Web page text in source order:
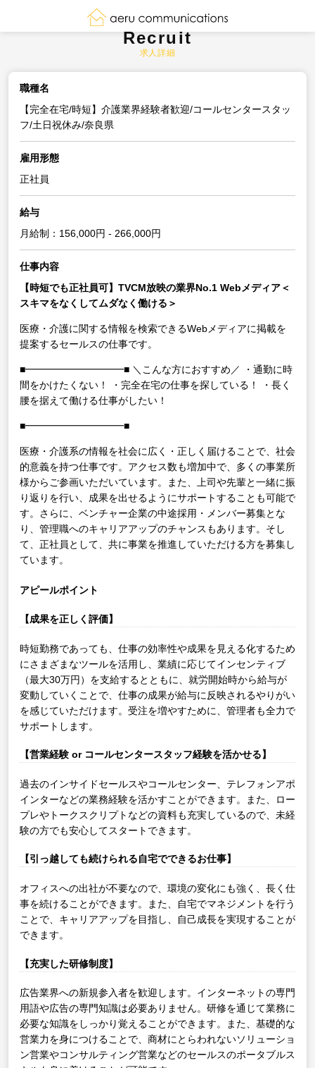
Recruit
求人詳細
職種名
【完全在宅/時短】介護業界経験者歓迎/コールセンタースタッ
フ/土日祝休み/奈良県
雇用形態
正社員
給与
月給制：156,000円 - 266,000円
仕事内容
【時短でも正社員可】TVCM放映の業界No.1 Webメディア＜
スキマをなくしてムダなく働ける＞
医療・介護に関する情報を検索できるWebメディアに掲載を
提案するセールスの仕事です。
■━━━━━━━━━━■ ＼こんな方におすすめ／
・通勤に時
間をかけたくない！
・完全在宅の仕事を探している！
・長く
腰を据えて働ける仕事がしたい！
■━━━━━━━━━━■
医療・介護系の情報を社会に広く・正しく届けることで、社会
的意義を持つ仕事です。アクセス数も増加中で、多くの事業所
様からご参画いただいています。また、上司や先輩と一緒に振
り返りを行い、成果を出せるようにサポートすることも可能で
す。さらに、ベンチャー企業の中途採用・メンバー募集とな
り、管理職へのキャリアアップのチャンスもあります。そし
て、正社員として、共に事業を推進していただける方を募集し
ています。
アピールポイント
【成果を正しく評価】
時短勤務であっても、仕事の効率性や成果を見える化するため
にさまざまなツールを活用し、業績に応じてインセンティブ
（最大30万円）を支給するとともに、就労開始時から給与が
変動していくことで、仕事の成果が給与に反映されるやりがい
を感じていただけます。受注を増やすために、管理者も全力で
サポートします。
【営業経験 or コールセンタースタッフ経験を活かせる】
過去のインサイドセールスやコールセンター、テレフォンアポ
インターなどの業務経験を活かすことができます。また、ロー
プレやトークスクリプトなどの資料も充実しているので、未経
験の方でも安心してスタートできます。
【引っ越しても続けられる自宅でできるお仕事】
オフィスへの出社が不要なので、環境の変化にも強く、長く仕
事を続けることができます。また、自宅でマネジメントを行う
ことで、キャリアアップを目指し、自己成長を実現することが
できます。
【充実した研修制度】
広告業界への新規参入者を歓迎します。インターネットの専門
用語や広告の専門知識は必要ありません。研修を通じて業務に
必要な知識をしっかり覚えることができます。また、基礎的な
営業力を身につけることで、商材にとらわれないソリューショ
ン営業やコンサルティング営業などのセールスのポータブルス